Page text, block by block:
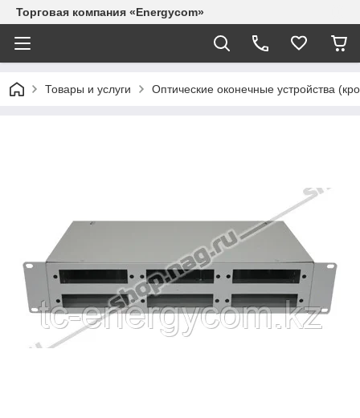
Торговая компания «Energycom»
Товары и услуги Оптические оконечные устройства